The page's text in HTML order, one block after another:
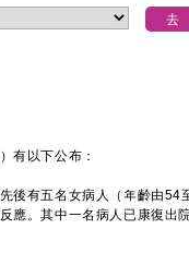
以下公布：
有五名女病人（年齡由54
應。其中一名病人已康復出